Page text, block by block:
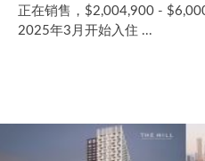
正在销售，$2,004,900 -
2025年3月开始入住 ...